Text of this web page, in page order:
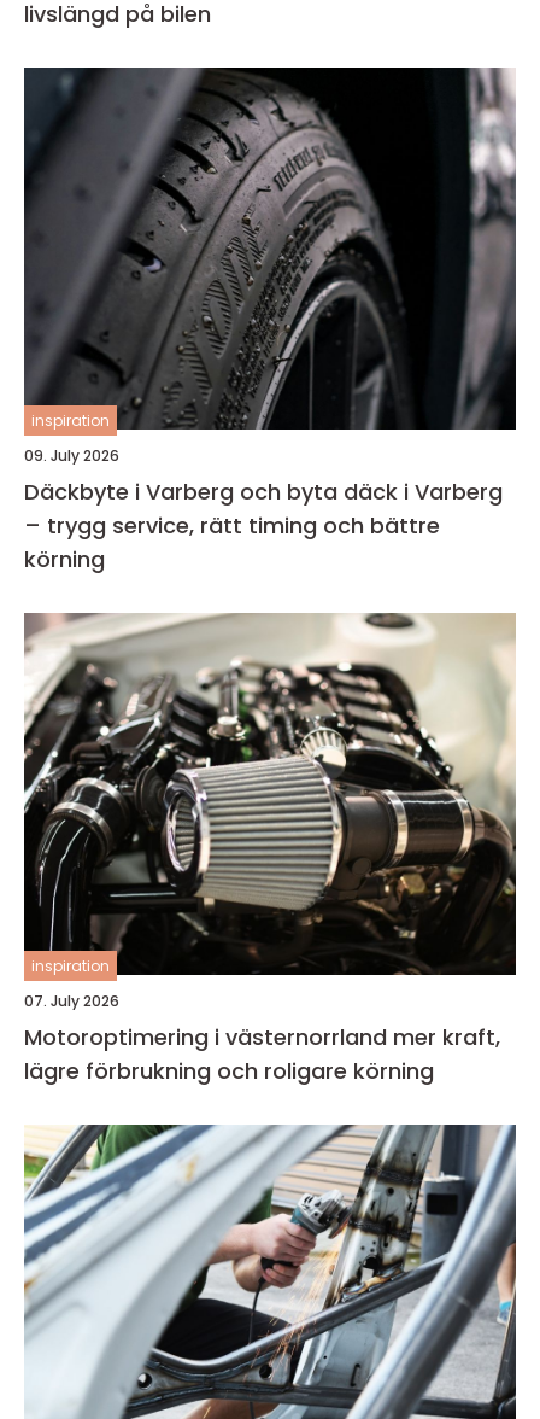
livslängd på bilen
inspiration
09. July 2026
Däckbyte i Varberg och byta däck i Varberg
– trygg service, rätt timing och bättre
körning
inspiration
07. July 2026
Motoroptimering i västernorrland mer kraft,
lägre förbrukning och roligare körning